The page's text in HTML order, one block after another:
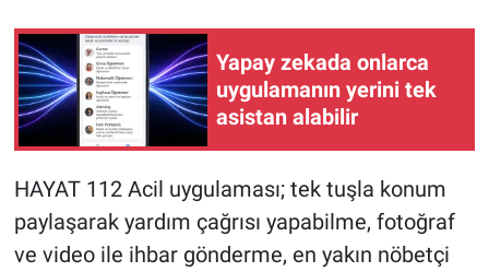
Yapay zekada onlarca
uygulamanın yerini tek
asistan alabilir
HAYAT 112 Acil uygulaması; tek tuşla konum
paylaşarak yardım çağrısı yapabilme, fotoğraf
ve video ile ihbar gönderme, en yakın nöbetçi